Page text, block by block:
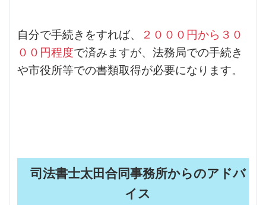
自分で手続きをすれば、
２０００円から３０
００円程度で済みますが、法務局での手続き
や市役所等での書類取得が必要になります。
司法書士太田合同事務所からのアドバ
イス